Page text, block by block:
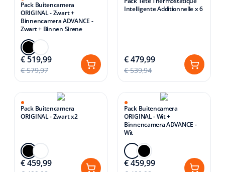
Pack Buitencamera
ORIGINAL - Zwart +
Binnencamera ADVANCE -
Zwart + Binnen Sirene
€ 519,99
€ 579,97
Intelligente Additionnelle x 6
€ 479,99
€ 539,94
Pack Buitencamera
ORIGINAL - Zwart x2
€ 459,99
Pack Buitencamera
ORIGINAL - Wit +
Binnencamera ADVANCE -
Wit
€ 459,99